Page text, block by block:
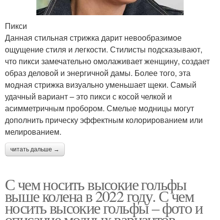
Пикси
Данная стильная стрижка дарит невообразимое
ощущение стиля и легкости. Стилисты подсказывают,
что пикси замечательно омолаживает женщину, создает
образ деловой и энергичной дамы. Более того, эта
модная стрижка визуально уменьшает щеки. Самый
удачный вариант – это пикси с косой челкой и
асимметричным пробором. Смелые модницы могут
дополнить прическу эффектным колорированием или
мелированием.
читать дальше →
С чем носить высокие гольфы
выше колена в 2022 году. С чем
носить высокие гольфы – фото и